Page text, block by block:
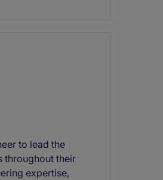
to lead the
throughout their
expertise,